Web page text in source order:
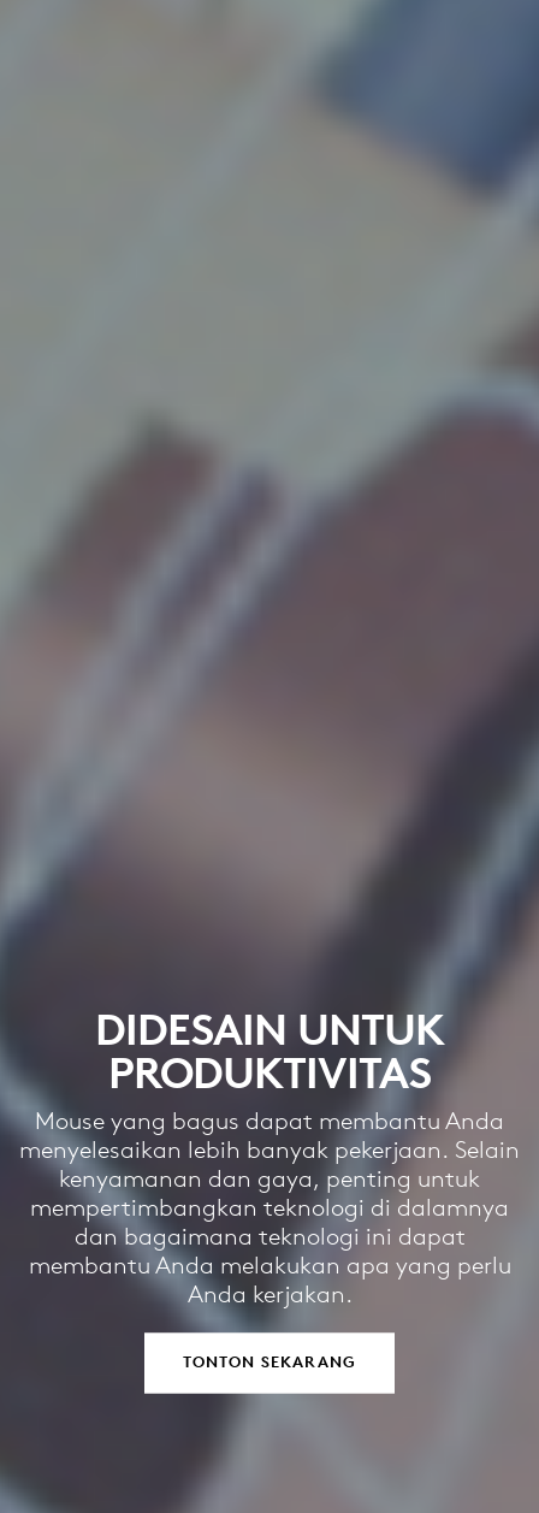
DIDESAIN UNTUK
PRODUKTIVITAS
Mouse yang bagus dapat membantu Anda
menyelesaikan lebih banyak pekerjaan. Selain
kenyamanan dan gaya, penting untuk
mempertimbangkan teknologi di dalamnya
dan bagaimana teknologi ini dapat
membantu Anda melakukan apa yang perlu
Anda kerjakan.
TONTON SEKARANG